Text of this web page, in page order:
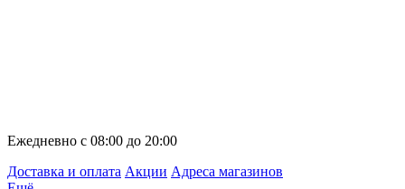
Ежедневно с 08:00 до 20:00
Доставка и оплата Акции Адреса магазинов